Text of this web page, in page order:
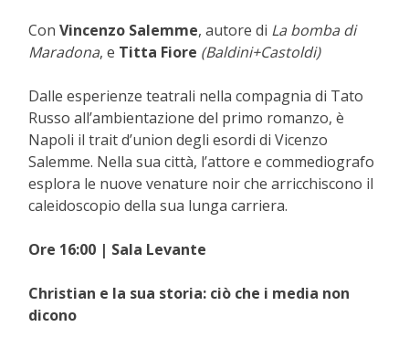
Con Vincenzo Salemme, autore di La bomba di
Maradona, e Titta Fiore (Baldini+Castoldi)
Dalle esperienze teatrali nella compagnia di Tato
Russo all’ambientazione del primo romanzo, è
Napoli il trait d’union degli esordi di Vicenzo
Salemme. Nella sua città, l’attore e commediografo
esplora le nuove venature noir che arricchiscono il
caleidoscopio della sua lunga carriera.
Ore 16:00 | Sala Levante
Christian e la sua storia: ciò che i media non
dicono